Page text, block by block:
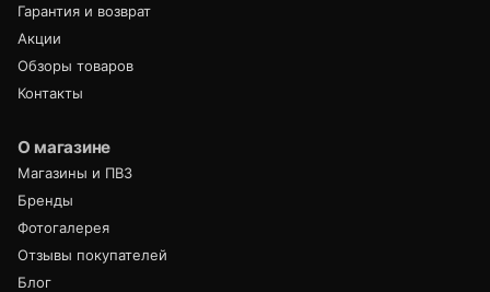
Гарантия и возврат
Акции
Обзоры товаров
Контакты
О магазине
Магазины и ПВЗ
Бренды
Фотогалерея
Отзывы покупателей
Блог